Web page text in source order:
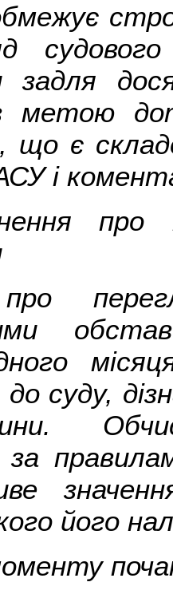
задля
що є
і
про
суду,
за
його